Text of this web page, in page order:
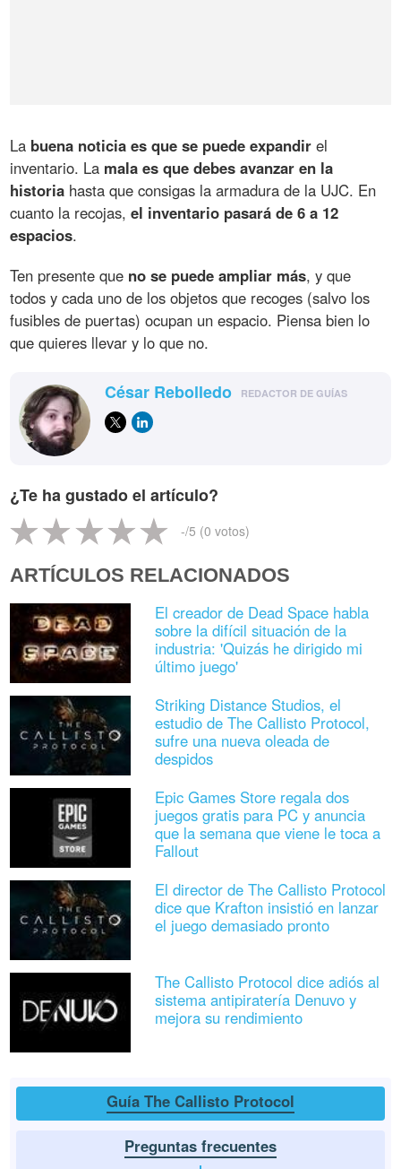
La buena noticia es que se puede expandir el
inventario. La mala es que debes avanzar en la
historia hasta que consigas la armadura de la UJC. En
cuanto la recojas,el inventario pasará de 6 a 12
espacios.
Ten presente que no se puede ampliar más, y que
todos y cada uno de los objetos que recoges (salvo los
fusibles de puertas) ocupan un espacio. Piensa bien lo
que quieres llevar y lo que no.
César Rebolledo REDACTOR DE GUÍAS
¿Te ha gustado el artículo?
-/5 (0 votos)
ARTÍCULOS RELACIONADOS
El creador de Dead Space habla
sobre la difícil situación de la
industria: 'Quizás he dirigido mi
último juego'
Striking Distance Studios, el
estudio de The Callisto Protocol,
sufre una nueva oleada de
despidos
Epic Games Store regala dos
juegos gratis para PC y anuncia
que la semana que viene le toca a
Fallout
El director de The Callisto Protocol
dice que Krafton insistió en lanzar
el juego demasiado pronto
The Callisto Protocol dice adiós al
sistema antipiratería Denuvo y
mejora su rendimiento
Guía The Callisto Protocol
Preguntas frecuentes